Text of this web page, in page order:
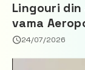
Lingouri
vama
24/07/2026